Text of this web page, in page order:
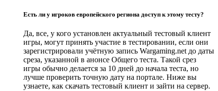
Есть ли у игроков европейского региона доступ к этому тесту?
Да, все, у кого установлен актуальный тестовый клиент
игры, могут принять участие в тестировании, если они
зарегистрировали учётную запись Wargaming.net до даты
среза, указанной в анонсе Общего теста. Такой срез
игры обычно делается за 10 дней до начала теста, но
лучше проверить точную дату на портале. Ниже вы
узнаете, как скачать тестовый клиент и зайти на сервер.